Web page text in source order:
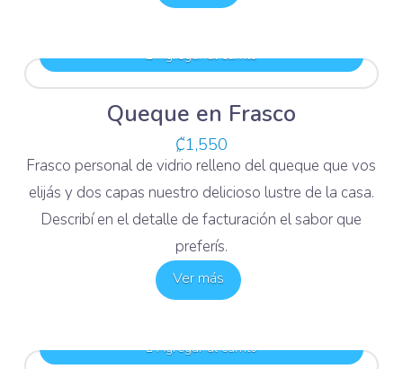
Queque en Frasco
₡1,550
Frasco personal de vidrio relleno del queque que vos
elijás y dos capas nuestro delicioso lustre de la casa.
Describí en el detalle de facturación el sabor que
preferís.
Agregar al carrito
Ver más
Agregar al carrito